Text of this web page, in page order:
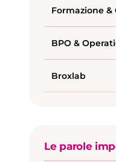
Formazione &
BPO &
Broxlab
Le parole